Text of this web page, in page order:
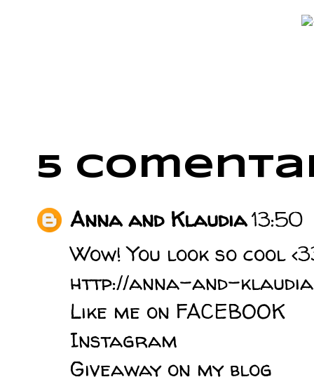
5
Anna and Klaudia13:50
Wow! You look so cool
http://anna-and-
Like me on FACEBOOK
Instagram
Giveaway on my blog